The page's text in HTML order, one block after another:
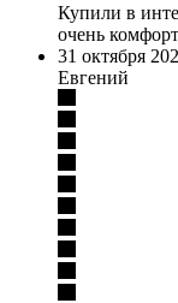
Купили в
очень
31 октября
Евгений